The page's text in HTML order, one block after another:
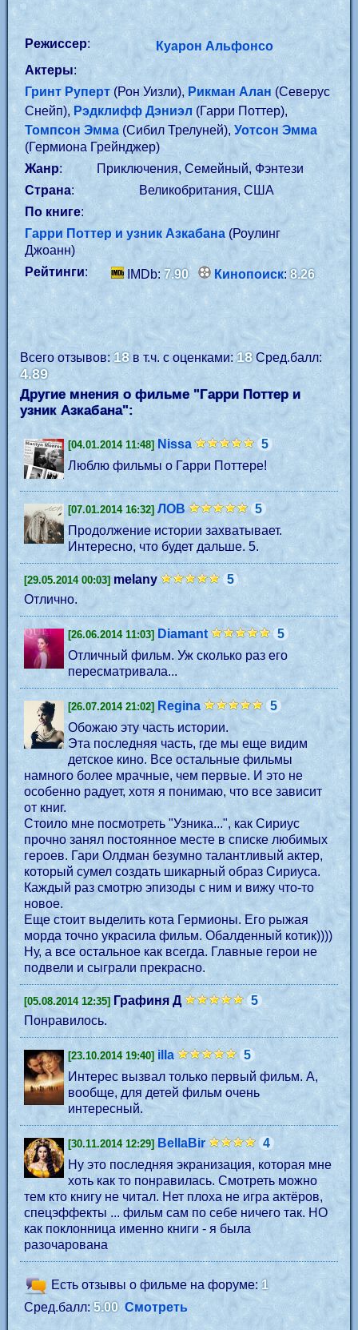
Режиссер:
Куарон Альфонсо
Актеры:
Гринт Руперт (Рон Уизли), Рикман Алан (Северус
Снейп), Рэдклифф Дэниэл(Гарри Поттер),
Томпсон Эмма (Сибил Трелуней),Уотсон Эмма
(Гермиона Грейнджер)
Жанр:
Приключения, Семейный, Фэнтези
Страна:
Великобритания, США
По книге:
Гарри Поттер и узник Азкабана(Роулинг
Джоанн)
Рейтинги: IMDb: 7.90 Кинопоиск:8.26
Всего отзывов: 18 в т.ч. с оценками: 18Сред.балл:
4.89
Другие мнения о фильме "Гарри Поттер и
узник Азкабана":
[04.01.2014 11:48] Nissa
5
Люблю фильмы о Гарри Поттере!
[07.01.2014 16:32] ЛОВ
5
Продолжение истории захватывает.
Интересно, что будет дальше. 5.
[29.05.2014 00:03] melany
5
Отлично.
[26.06.2014 11:03] Diamant
5
Отличный фильм. Уж сколько раз его
пересматривала...
[26.07.2014 21:02] Regina
5
Обожаю эту часть истории.
Эта последняя часть, где мы еще видим
детское кино. Все остальные фильмы
намного более мрачные, чем первые. И это не
особенно радует, хотя я понимаю, что все зависит
от книг.
Стоило мне посмотреть "Узника...", как Сириус
прочно занял постоянное месте в списке любимых
героев. Гари Олдман безумно талантливый актер,
который сумел создать шикарный образ Сириуса.
Каждый раз смотрю эпизоды с ним и вижу что-то
новое.
Еще стоит выделить кота Гермионы. Его рыжая
морда точно украсила фильм. Обалденный котик))))
Ну, а все остальное как всегда. Главные герои не
подвели и сыграли прекрасно.
[05.08.2014 12:35] Графиня Д
5
Понравилось.
[23.10.2014 19:40] illa
5
Интерес вызвал только первый фильм. А,
вообще, для детей фильм очень
интересный.
[30.11.2014 12:29] BellaBir
4
Ну это последняя экранизация, которая мне
хоть как то понравилась. Смотреть можно
тем кто книгу не читал. Нет плоха не игра актёров,
спецэффекты ... фильм сам по себе ничего так. НО
как поклонница именно книги - я была
разочарована
Есть отзывы о фильме на форуме: 1
Сред.балл: 5.00 Смотреть